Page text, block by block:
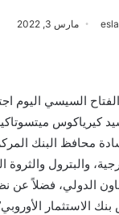
مارس 3, 2022
السيسي اليوم
كيرياكوس
محافظ البنك
والبترول والثروة
الدولي، فضلاً عن
الاستثمار